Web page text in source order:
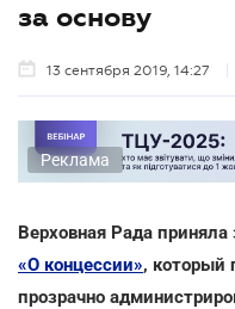
за основу
13 сентября 2019, 14:27
Реклама
Верховная Рада приняла
«О концессии», который
прозрачно